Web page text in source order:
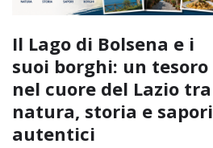
Il Lago di Bolsena e i
suoi borghi: un tesoro
nel cuore del Lazio tra
natura, storia e sapori
autentici